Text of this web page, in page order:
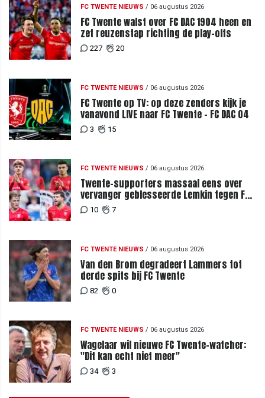
FC TWENTE NIEUWS / 06 augustus 2026
FC Twente walst over FC DAC 1904 heen en
zet reuzenstap richting de play-offs
227 20
FC TWENTE NIEUWS / 06 augustus 2026
FC Twente op TV: op deze zenders kijk je
vanavond LIVE naar FC Twente - FC DAC 04
3 15
FC TWENTE NIEUWS / 06 augustus 2026
Twente-supporters massaal eens over
vervanger geblesseerde Lemkin tegen FC
DAC 04
10 7
FC TWENTE NIEUWS / 06 augustus 2026
Van den Brom degradeert Lammers tot
derde spits bij FC Twente
82 0
FC TWENTE NIEUWS / 06 augustus 2026
Wagelaar wil nieuwe FC Twente-watcher:
"Dit kan echt niet meer"
34 3